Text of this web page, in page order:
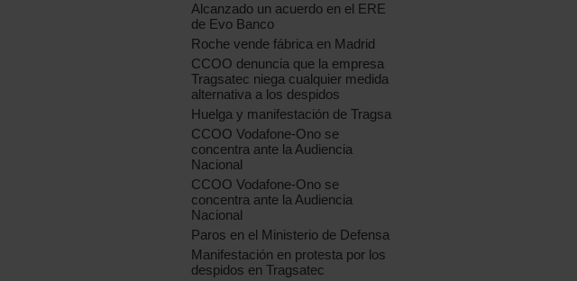
Alcanzado un acuerdo en el ERE
de Evo Banco
Roche vende fábrica en Madrid
CCOO denuncia que la empresa
Tragsatec niega cualquier medida
alternativa a los despidos
Huelga y manifestación de Tragsa
CCOO Vodafone-Ono se
concentra ante la Audiencia
Nacional
CCOO Vodafone-Ono se
concentra ante la Audiencia
Nacional
Paros en el Ministerio de Defensa
Manifestación en protesta por los
despidos en Tragsatec